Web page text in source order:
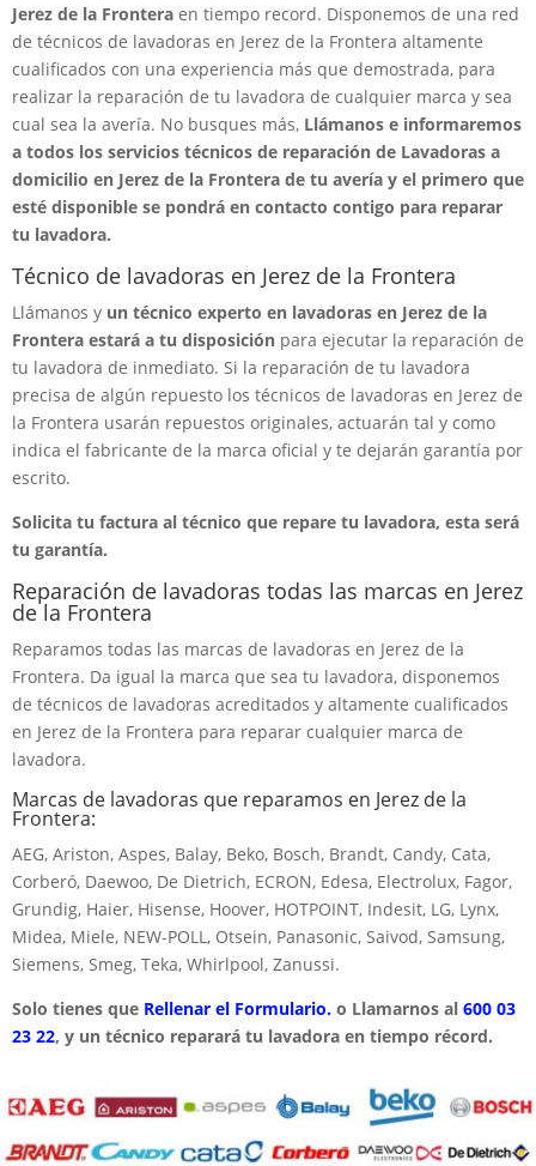
Jerez de la Frontera en tiempo record. Disponemos de una red
de técnicos de lavadoras en Jerez de la Frontera altamente
cualificados con una experiencia más que demostrada, para
realizar la reparación de tu lavadora de cualquier marca y sea
cual sea la avería. No busques más, Llámanos e informaremos
a todos los servicios técnicos de reparación de Lavadoras a
domicilio en Jerez de la Frontera de tu avería y el primero que
esté disponible se pondrá en contacto contigo para reparar
tu lavadora.
Técnico de lavadoras en Jerez de la Frontera
Llámanos y un técnico experto en lavadoras en Jerez de la
Frontera estará a tu disposición para ejecutar la reparación de
tu lavadora de inmediato. Si la reparación de tu lavadora
precisa de algún repuesto los técnicos de lavadoras en Jerez de
la Frontera usarán repuestos originales, actuarán tal y como
indica el fabricante de la marca oficial y te dejarán garantía por
escrito.
Solicita tu factura al técnico que repare tu lavadora, esta será
tu garantía.
Reparación de lavadoras todas las marcas en Jerez
de la Frontera
Reparamos todas las marcas de lavadoras en Jerez de la
Frontera. Da igual la marca que sea tu lavadora, disponemos
de técnicos de lavadoras acreditados y altamente cualificados
en Jerez de la Frontera para reparar cualquier marca de
lavadora.
Marcas de lavadoras que reparamos en Jerez de la
Frontera:
AEG, Ariston, Aspes, Balay, Beko, Bosch, Brandt, Candy, Cata,
Corberó, Daewoo, De Dietrich, ECRON, Edesa, Electrolux, Fagor,
Grundig, Haier, Hisense, Hoover, HOTPOINT, Indesit, LG, Lynx,
Midea, Miele, NEW-POLL, Otsein, Panasonic, Saivod, Samsung,
Siemens, Smeg, Teka, Whirlpool, Zanussi.
Solo tienes que Rellenar el Formulario. o Llamarnos al 600 03
23 22, y un técnico reparará tu lavadora en tiempo récord.